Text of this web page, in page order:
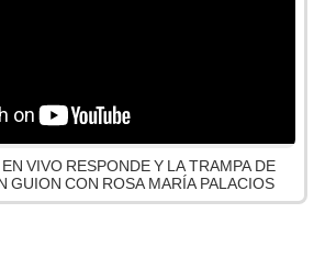
VIVO RESPONDE Y LA TRAMPA DE
GUION CON ROSA MARÍA PALACIOS